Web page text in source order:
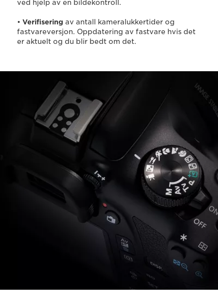
ved hjelp av en bildekontroll.
• Verifisering av antall kameralukkertider og
fastvareversjon. Oppdatering av fastvare hvis det
er aktuelt og du blir bedt om det.